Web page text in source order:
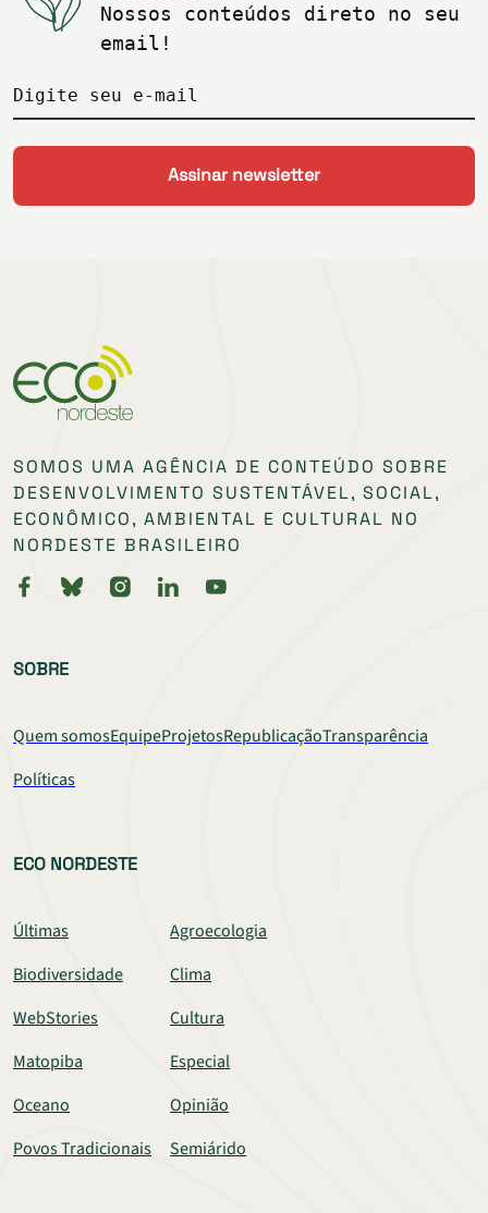
Nossos conteúdos direto no seu
email!
Digite seu e-mail
SOMOS UMA AGÊNCIA DE CONTEÚDO SOBRE
DESENVOLVIMENTO SUSTENTÁVEL, SOCIAL,
ECONÔMICO, AMBIENTAL E CULTURAL NO
NORDESTE BRASILEIRO
SOBRE
Quem somosEquipeProjetosRepublicaçãoTransparência
Políticas
ECO NORDESTE
Últimas
Agroecologia
Biodiversidade
Clima
WebStories
Cultura
Matopiba
Especial
Oceano
Opinião
Povos Tradicionais
Semiárido